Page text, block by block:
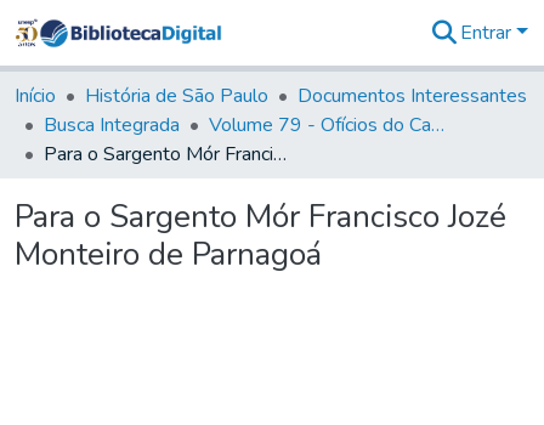
&
Coleções
Tudo na
Biblioteca
Estatísticas
Entrar
Início História de São Paulo
Documentos Interessantes
Busca Integrada
Volume 79 - Ofícios do Capitão General Martim Lopes Lobo de Saldanha (1777)
Para o Sargento Mór Francisco Jozé Monteiro de Parnagoá
Para o Sargento Mór Francisco Jozé
Monteiro de Parnagoá